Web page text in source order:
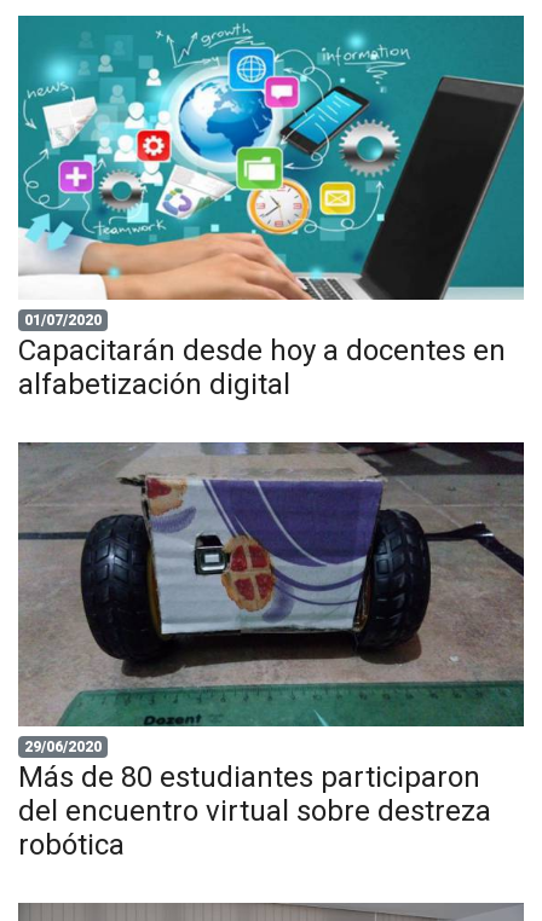
01/07/2020
Capacitarán desde hoy a docentes en
alfabetización digital
29/06/2020
Más de 80 estudiantes participaron
del encuentro virtual sobre destreza
robótica